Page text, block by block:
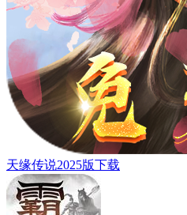
天缘传说2025版下载